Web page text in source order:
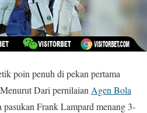
poin penuh di pekan pertama
Dari pernilaian Agen Bola
Frank Lampard menang 3-